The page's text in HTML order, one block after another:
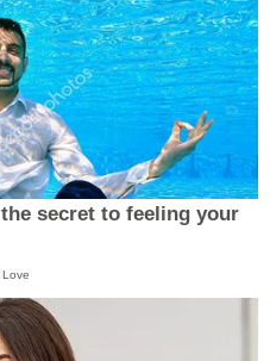
secret to feeling your
Love